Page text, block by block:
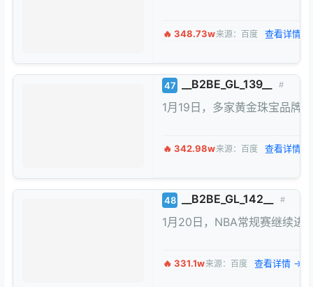
🔥 348.73w来源：百度 查看详情 →
47 __B2BE_GL_139__ #
1月19日，多家黄金珠宝品牌
🔥 342.98w来源：百度 查看详情 →
48 __B2BE_GL_142__ #
1月20日，NBA常规赛继续进
🔥 331.1w来源：百度 查看详情 →